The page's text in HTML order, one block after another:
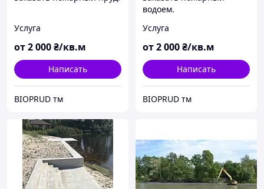
Услуга
от2 000₴/кв.м
Написать
BIOPRUD тм
водоем.
Услуга
от2 000₴/кв.м
Написать
BIOPRUD тм